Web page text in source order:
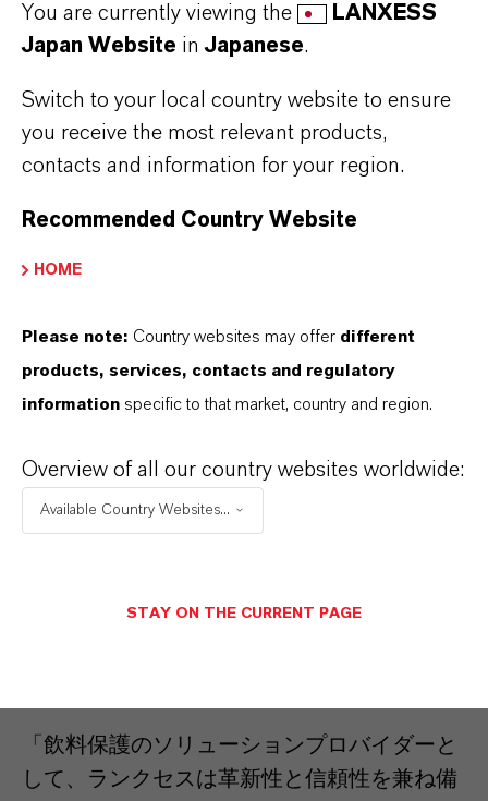
（Purox®） B」（安息香酸、E210）、「プロ
ックス（Purox） S」（安息香酸ナトリウム、
Benzoate NF/FCC」（安息香酸ナトリウム、
E211）、「カラマ（Kalama） Potassium
ム）が含まれます。
プブルーブランドからも提供が開始されまし
た。製品のカーボンフットプリントを大幅に
削減しながら、品質と製品特性は従来通り維
「飲料保護のソリューションプロバイダーと
して、ランクセスは革新性と信頼性を兼ね備
You are currently viewing the
LANXESS
Japan Website inJapanese.
Switch to your local country website to ensure
you receive the most relevant products,
contacts and information for your region.
Recommended Country Website
HOME
Please note: Country websites may offer different
products, services, contacts and regulatory
information specific to that market, country and region.
Overview of all our country websites worldwide:
Available Country Websites...
STAY ON THE CURRENT PAGE